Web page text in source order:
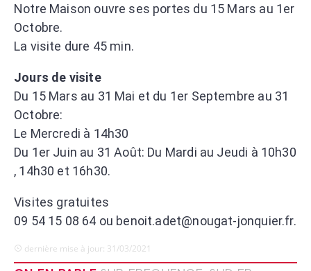
Notre Maison ouvre ses portes du 15 Mars au 1er
Octobre.
La visite dure 45 min.
Jours de visite
Du 15 Mars au 31 Mai et du 1er Septembre au 31
Octobre:
Le Mercredi à 14h30
Du 1er Juin au 31 Août: Du Mardi au Jeudi à 10h30
, 14h30 et 16h30.
Visites gratuites
09 54 15 08 64 ou benoit.adet@nougat-jonquier.fr.
dernière mise à jour: 31/03/2021